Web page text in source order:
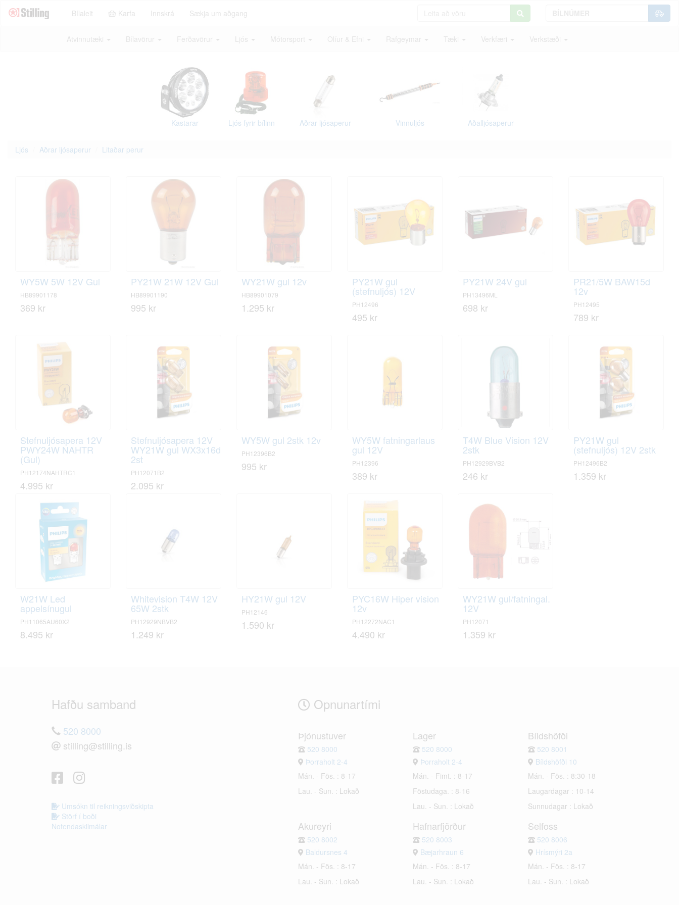
Bílaleit Karfa Innskrá Sækja um aðgang
Atvinnutæki Bílavörur Ferðavörur Ljós Mótorsport Olíur & Efni Rafgeymar Tæki Verkfæri Verkstæði
Kastarar Ljós fyrir bílinn Aðrar ljósaperur Vinnuljós Aðalljósaperur
Ljós Aðrar ljósaperur Litaðar perur
WY5W 5W 12V Gul
HB89901178
369 kr
PY21W 21W 12V Gul
HB89901190
995 kr
WY21W gul 12v
HB89901079
1.295 kr
PY21W gul
(stefnuljós) 12V
PH12496
495 kr
PY21W 24V gul
PH13496ML
698 kr
PR21/5W BAW15d
12v
PH12495
789 kr
Stefnuljósapera 12V
PWY24W NAHTR
(Gul)
PH12174NAHTRC1
4.995 kr
Stefnuljósapera 12V
WY21W gul WX3x16d
2st
PH12071B2
2.095 kr
WY5W gul 2stk 12v
PH12396B2
995 kr
WY5W fatningarlaus
gul 12V
PH12396
389 kr
T4W Blue Vision 12V
2stk
PH12929BVB2
246 kr
PY21W gul
(stefnuljós) 12V 2stk
PH12496B2
1.359 kr
W21W Led
appelsínugul
PH11065AU60X2
8.495 kr
Whitevision T4W 12V
65W 2stk
PH12929NBVB2
1.249 kr
HY21W gul 12V
PH12146
1.590 kr
PYC16W Hiper vision
12v
PH12272NAC1
4.490 kr
WY21W gul/fatningal.
12V
PH12071
1.359 kr
Hafðu samband
520 8000
stilling@stilling.is
Umsókn til reikningsviðskipta
Störf í boði
Notendaskilmálar
Opnunartími
Þjónustuver
520 8000
Þorraholt 2-4
Mán. - Fös. : 8-17
Lau. - Sun. : Lokað
Lager
520 8000
Þorraholt 2-4
Mán. - Fimt. : 8-17
Föstudaga. : 8-16
Lau. - Sun. : Lokað
Bíldshöfði
520 8001
Bíldshöfði 10
Mán. - Fös. : 8:30-18
Laugardagar : 10-14
Sunnudagar : Lokað
Akureyri
520 8002
Baldursnes 4
Mán. - Fös. : 8-17
Lau. - Sun. : Lokað
Hafnarfjörður
520 8003
Bæjarhraun 6
Mán. - Fös. : 8-17
Lau. - Sun. : Lokað
Selfoss
520 8006
Hrísmýri 2a
Mán. - Fös. : 8-17
Lau. - Sun. : Lokað